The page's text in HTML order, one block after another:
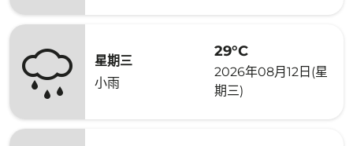
星期三
小雨
29°C
2026年08月12日(星
期三)